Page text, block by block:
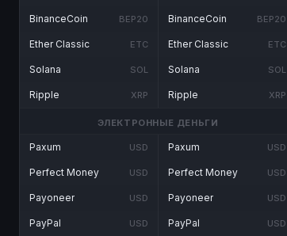
BinanceCoin BEP20
Ether Classic ETC
Solana SOL
Ripple XRP
BinanceCoin BEP20
Ether Classic ETC
Solana SOL
Ripple XRP
ЭЛЕКТРОННЫЕ ДЕНЬГИ
Paxum USD
Perfect Money USD
Payoneer USD
PayPal USD
Paxum USD
Perfect Money USD
Payoneer USD
PayPal USD